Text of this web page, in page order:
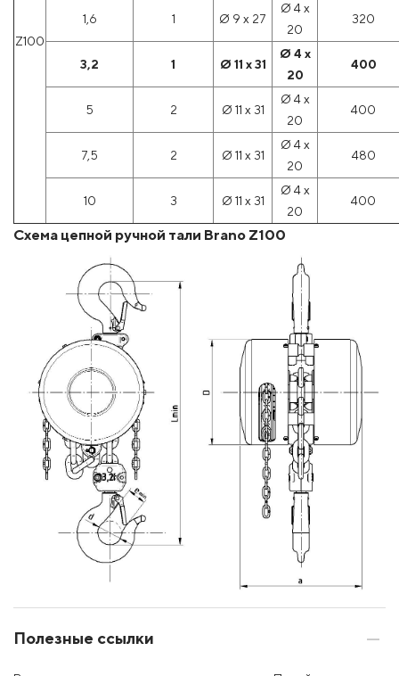
Z100
1,6 1 Ø 9 x 27
Ø 4 x
20
320
3,2 1 Ø 11 x 31
Ø 4 x
20
400
5 2 Ø 11 x 31
Ø 4 x
20
400
7,5 2 Ø 11 x 31
Ø 4 x
20
480
10 3 Ø 11 x 31
Ø 4 x
20
400
Схема цепной ручной тали Brano Z100
Полезные ссылки